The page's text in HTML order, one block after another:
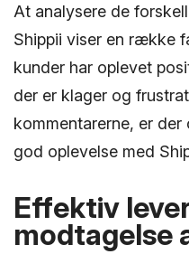
At analysere de
Shippii viser en række
kunder har oplevet
der er klager og
kommentarerne, er
god oplevelse med
Effektiv
modtagelse